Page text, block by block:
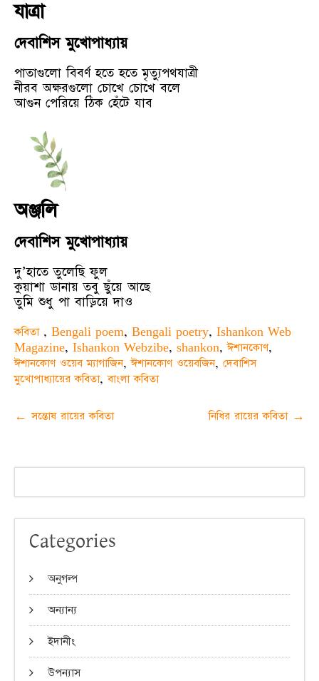
যাত্রা
দেবাশিস মুখোপাধ্যায়
পাতাগুলো বিবর্ণ হতে হতে মৃত্যুপথযাত্রী
নীরব অক্ষরগুলো চোখে চোখে বলে
আগুন পেরিয়ে ঠিক হেঁটে যাব
অঞ্জলি
দেবাশিস মুখোপাধ্যায়
দু’হাতে তুলেছি ফুল
কুয়াশা ডানায় তবু ছুঁয়ে আছে
তুমি শুধু পা বাড়িয়ে দাও
কবিতা , Bengali poem, Bengali poetry, Ishankon Web
Magazine, Ishankon Webzibe, shankon,ঈশানকোণ,
ঈশানকোণ ওয়েব ম্যাগাজিন,ঈশানকোণ ওয়েবজিন, দেবাশিস
মুখোপাধ্যায়ের কবিতা,বাংলা কবিতা
Post
← সন্তোষ রায়ের কবিতা নিধির রায়ের কবিতা →
Categories
অনুগল্প
অন্যান্য
ইদানীং
উপন্যাস